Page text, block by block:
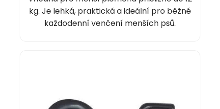
kg. Je lehká, praktická a ideální pro běžné
každodenní venčení menších psů.